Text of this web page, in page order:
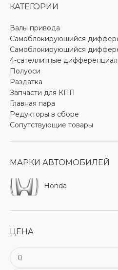
КАТЕГОРИИ
Валы привода
Самоблокирующийся
Самоблокирующийся
4-сателлитные
Полуоси
Раздатка
Запчасти для КПП
Главная пара
Редукторы в сборе
Сопутствующие товары
МАРКИ АВТОМОБИЛЕЙ
Honda
ЦЕНА